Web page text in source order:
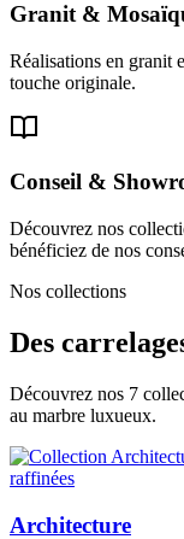
Granit &
Réalisations en granit
touche originale.
Conseil &
Découvrez nos
bénéficiez de nos
Nos collections
Des
Découvrez nos 7
au marbre luxueux.
Architecture